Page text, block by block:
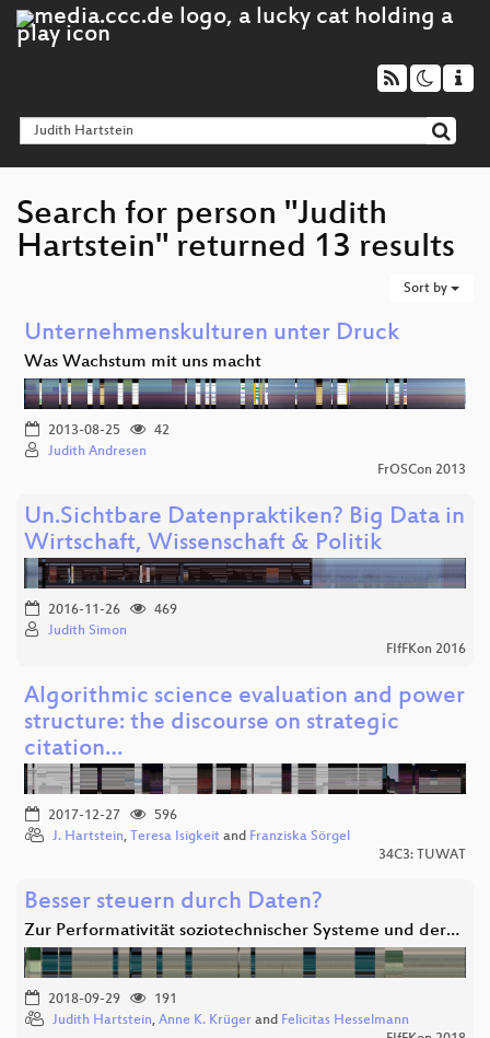
Search for person "Judith
Hartstein" returned 13 results
Sort by
Unternehmenskulturen unter Druck
Was Wachstum mit uns macht
2013-08-25
42
Judith Andresen
FrOSCon 2013
Un.Sichtbare Datenpraktiken? Big Data in
Wirtschaft, Wissenschaft & Politik
2016-11-26
469
Judith Simon
FIfFKon 2016
Algorithmic science evaluation and power
structure: the discourse on strategic
citation…
2017-12-27
596
J. Hartstein, Teresa Isigkeit and Franziska Sörgel
34C3: TUWAT
Besser steuern durch Daten?
Zur Performativität soziotechnischer Systeme und der…
2018-09-29
191
Judith Hartstein, Anne K. Krüger and Felicitas Hesselmann